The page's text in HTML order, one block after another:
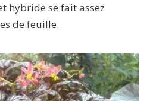
hybride se fait assez
de feuille.